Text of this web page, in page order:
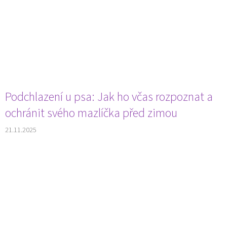
Podchlazení u psa: Jak ho včas rozpoznat a
ochránit svého mazlíčka před zimou
21.11.2025